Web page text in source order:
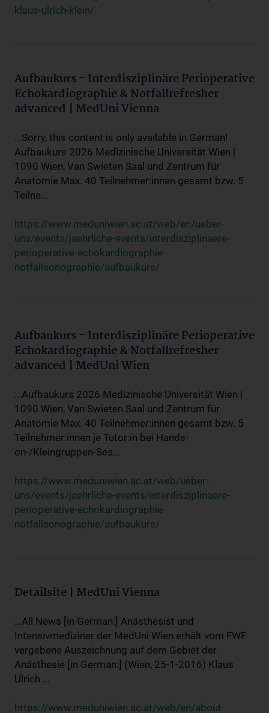
klaus-ulrich-klein/
Aufbaukurs - Interdisziplinäre Perioperative
Echokardiographie & Notfallrefresher
advanced | MedUni Vienna
...Sorry, this content is only available in German!
Aufbaukurs 2026 Medizinische Universität Wien |
1090 Wien, Van Swieten Saal und Zentrum für
Anatomie Max. 40 Teilnehmer:innen gesamt bzw. 5
Teilne...
https://www.meduniwien.ac.at/web/en/ueber-
uns/events/jaehrliche-events/interdisziplinaere-
perioperative-echokardiographie-
notfallsonographie/aufbaukurs/
Aufbaukurs - Interdisziplinäre Perioperative
Echokardiographie & Notfallrefresher
advanced | MedUni Wien
...Aufbaukurs 2026 Medizinische Universität Wien |
1090 Wien, Van Swieten Saal und Zentrum für
Anatomie Max. 40 Teilnehmer:innen gesamt bzw. 5
Teilnehmer:innen je Tutor:in bei Hands-
on-/Kleingruppen-Ses...
https://www.meduniwien.ac.at/web/ueber-
uns/events/jaehrliche-events/interdisziplinaere-
perioperative-echokardiographie-
notfallsonographie/aufbaukurs/
Detailsite | MedUni Vienna
...All News [in German:] Anästhesist und
Intensivmediziner der MedUni Wien erhält vom FWF
vergebene Auszeichnung auf dem Gebiet der
Anästhesie [in German:] (Wien, 25-1-2016) Klaus
Ulrich ...
https://www.meduniwien.ac.at/web/en/about-